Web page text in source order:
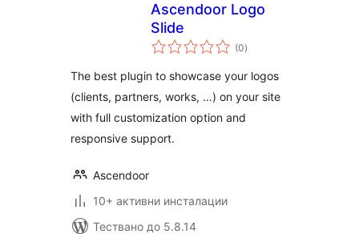
Ascendoor Logo
Slide
(0общо
оценки
)
The best plugin to showcase your logos
(clients, partners, works, …) on your site
with full customization option and
responsive support.
Ascendoor
10+ активни инсталации
Тествано до 5.8.14